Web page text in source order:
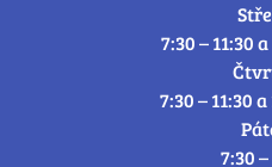
7:30 – 11:30
7:30 – 11:30
7:30